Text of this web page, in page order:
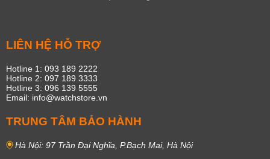
LIÊN HỆ HỖ TRỢ
Hotline 1: 093 189 2222
Hotline 2: 097 189 3333
Hotline 3: 096 139 5555
Email: info@watchstore.vn
TRUNG TÂM BẢO HÀNH
Hà Nội: 97 Trần Đại Nghĩa, P.Bạch Mai, Hà Nội